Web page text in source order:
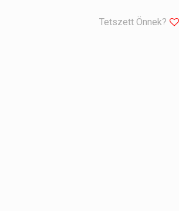
Tetszett Önnek?